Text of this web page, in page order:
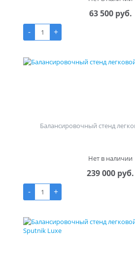
63 500 руб.
-
+
Балансировочный стенд
Нет в наличии
239 000 руб.
-
+